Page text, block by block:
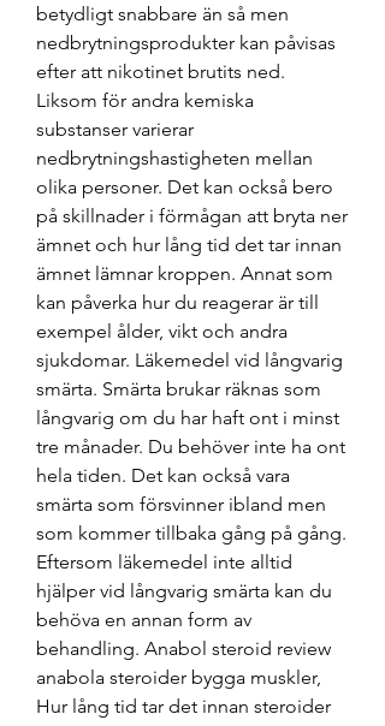
betydligt snabbare än så men
nedbrytningsprodukter kan påvisas
efter att nikotinet brutits ned.
Liksom för andra kemiska
substanser varierar
nedbrytningshastigheten mellan
olika personer. Det kan också bero
på skillnader i förmågan att bryta ner
ämnet och hur lång tid det tar innan
ämnet lämnar kroppen. Annat som
kan påverka hur du reagerar är till
exempel ålder, vikt och andra
sjukdomar. Läkemedel vid långvarig
smärta. Smärta brukar räknas som
långvarig om du har haft ont i minst
tre månader. Du behöver inte ha ont
hela tiden. Det kan också vara
smärta som försvinner ibland men
som kommer tillbaka gång på gång.
Eftersom läkemedel inte alltid
hjälper vid långvarig smärta kan du
behöva en annan form av
behandling. Anabol steroid review
anabola steroider bygga muskler,
Hur lång tid tar det innan steroider